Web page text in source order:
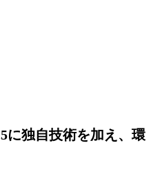
に独自技術を加え、環